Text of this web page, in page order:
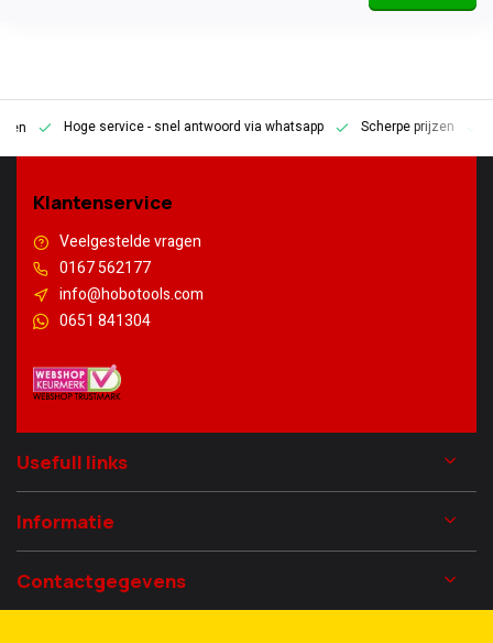
Hoge service- snel antwoord via whatsapp Scherpe prijzen
Klantenservice
Veelgestelde vragen
0167 562177
info@hobotools.com
0651 841304
Usefull links
Informatie
Contactgegevens